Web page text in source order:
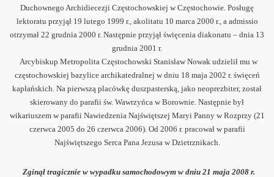
Duchownego Archidiecezji Częstochowskiej w Częstochowie. Posługę
lektoratu przyjął 19 lutego 1999 r., akolitatu 10 marca 2000 r., a admissio
otrzymał 22 grudnia 2000 r. Następnie przyjął święcenia diakonatu – dnia 13
grudnia 2001 r.
Arcybiskup Metropolita Częstochowski Stanisław Nowak udzielił mu w
częstochowskiej bazylice archikatedralnej w dniu 18 maja 2002 r. święceń
kapłańskich. Na pierwszą placówkę duszpasterską, jako neoprezbiter, został
skierowany do parafii św. Wawrzyńca w Borownie. Następnie był
wikariuszem w parafii Nawiedzenia Najświętszej Maryi Panny w Rozprzy (21
czerwca 2005 do 26 czerwca 2006). Od 2006 r. pracował w parafii
Najświętszego Serca Pana Jezusa w Dzietrznikach.
Zginął tragicznie w wypadku samochodowym w dniu 21 maja 2008 r.
Franelaka